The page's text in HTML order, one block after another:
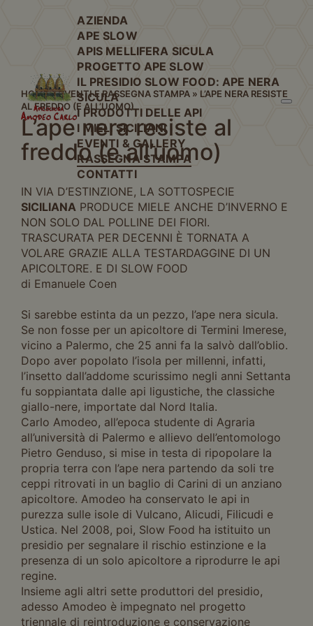
AZIENDA
APE SLOW
APIS MELLIFERA SICULA
PROGETTO APE SLOW
IL PRESIDIO SLOW FOOD: APE NERA
SICULA
I PRODOTTI DELLE API
I MIELI SICILIANI
EVENTI & GALLERY
RASSEGNA STAMPA
CONTATTI
HOME»EVENTI E RASSEGNA STAMPA » L’APE NERA RESISTE
AL FREDDO (E ALL’UOMO)
L’ape nera resiste al
freddo (e all’uomo)
IN VIA D’ESTINZIONE, LA SOTTOSPECIE
SICILIANA PRODUCE MIELE ANCHE D’INVERNO E
NON SOLO DAL POLLINE DEI FIORI.
TRASCURATA PER DECENNI È TORNATA A
VOLARE GRAZIE ALLA TESTARDAGGINE DI UN
APICOLTORE. E DI SLOW FOOD
di Emanuele Coen
Si sarebbe estinta da un pezzo, l’ape nera sicula.
Se non fosse per un apicoltore di Termini Imerese,
vicino a Palermo, che 25 anni fa la salvò dall’oblio.
Dopo aver popolato l’isola per millenni, infatti,
l’insetto dall’addome scurissimo negli anni Settanta
fu soppiantata dalle api ligustiche, the classiche
giallo-nere, importate dal Nord Italia.
Carlo Amodeo, all’epoca studente di Agraria
all’università di Palermo e allievo dell’entomologo
Pietro Genduso, si mise in testa di ripopolare la
propria terra con l’ape nera partendo da soli tre
ceppi ritrovati in un baglio di Carini di un anziano
apicoltore. Amodeo ha conservato le api in
purezza sulle isole di Vulcano, Alicudi, Filicudi e
Ustica. Nel 2008, poi, Slow Food ha istituito un
presidio per segnalare il rischio estinzione e la
presenza di un solo apicoltore a riprodurre le api
regine.
Insieme agli altri sette produttori del presidio,
adesso Amodeo è impegnato nel progetto
triennale di reintroduzione e conservazione